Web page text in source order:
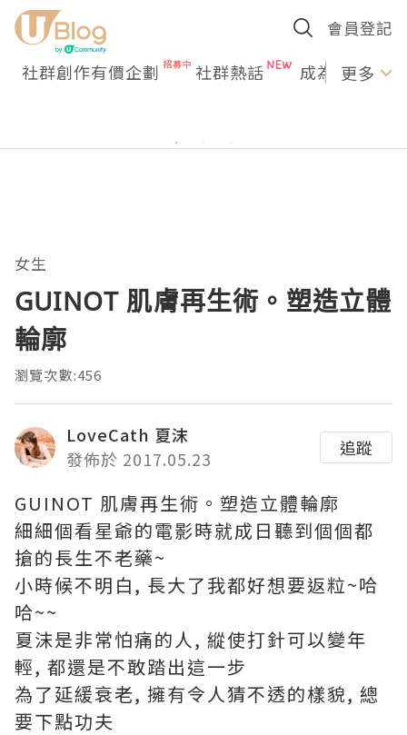
會員登記
社群創作有價企劃 社群熱話 成為U更多
女生
GUINOT 肌膚再生術。塑造立體
輪廓
瀏覽次數:456
LoveCath 夏沫
發佈於 2017.05.23
追蹤
GUINOT 肌膚再生術。塑造立體輪廓
細細個看星爺的電影時就成日聽到個個都
搶的長生不老藥~
小時候不明白, 長大了我都好想要返粒~哈
哈~~
夏沫是非常怕痛的人, 縱使打針可以變年
輕, 都還是不敢踏出這一步
為了延緩衰老, 擁有令人猜不透的樣貌, 總
要下點功夫